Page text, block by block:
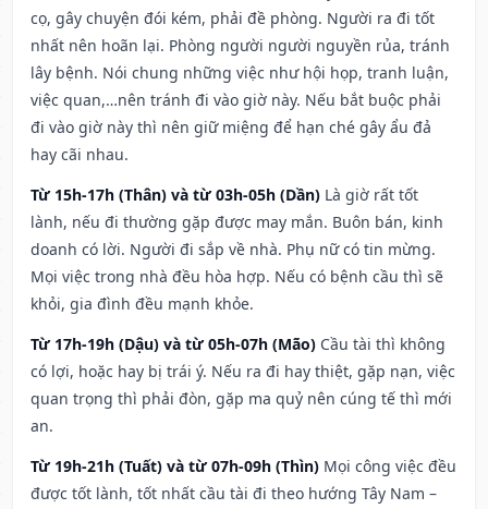
cọ, gây chuyện đói kém, phải đề phòng. Người ra đi tốt
nhất nên hoãn lại. Phòng người người nguyền rủa, tránh
lây bệnh. Nói chung những việc như hội họp, tranh luận,
việc quan,…nên tránh đi vào giờ này. Nếu bắt buộc phải
đi vào giờ này thì nên giữ miệng để hạn ché gây ẩu đả
hay cãi nhau.
Từ 15h-17h (Thân) và từ 03h-05h (Dần) Là giờ rất tốt
lành, nếu đi thường gặp được may mắn. Buôn bán, kinh
doanh có lời. Người đi sắp về nhà. Phụ nữ có tin mừng.
Mọi việc trong nhà đều hòa hợp. Nếu có bệnh cầu thì sẽ
khỏi, gia đình đều mạnh khỏe.
Từ 17h-19h (Dậu) và từ 05h-07h (Mão) Cầu tài thì không
có lợi, hoặc hay bị trái ý. Nếu ra đi hay thiệt, gặp nạn, việc
quan trọng thì phải đòn, gặp ma quỷ nên cúng tế thì mới
an.
Từ 19h-21h (Tuất) và từ 07h-09h (Thìn) Mọi công việc đều
được tốt lành, tốt nhất cầu tài đi theo hướng Tây Nam –